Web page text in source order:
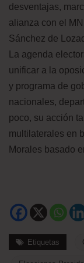
desventajas,
alianza con el
Sánchez de
La agenda
unificar a la
y programa de
nacionales,
poco, su acción
multilaterales en
Morales basado
Etiquetas